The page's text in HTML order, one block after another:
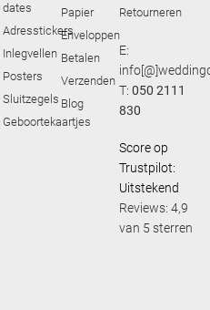
dates
Adresstickers
Inlegvellen
Posters
Sluitzegels
Geboortekaartjes
Papier
Enveloppen
Betalen
Verzenden
Blog
Retourneren
E:
T:050 2111
830
Score op
Trustpilot:
Uitstekend
Reviews: 4,9
van 5 sterren